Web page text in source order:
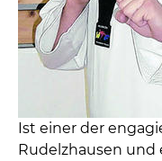
Ist einer der
Rudelzhausen und